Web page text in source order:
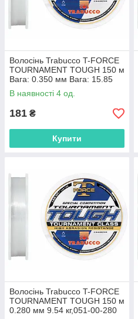
Волосінь Trabucco T-FORCE
TOURNAMENT TOUGH 150 м
Вага: 0.350 мм Вага: 15.85
кг,051-00-350
В наявності 4 од.
181 ₴
Купити
Волосінь Trabucco T-FORCE
TOURNAMENT TOUGH 150 м
0.280 мм 9.54 кг,051-00-280